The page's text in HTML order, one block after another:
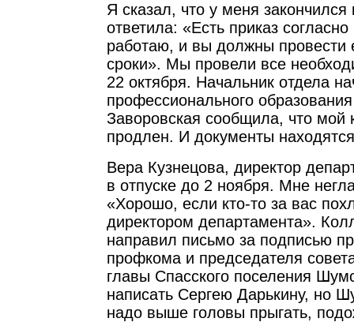
Я сказал, что у меня закончился
ответила: «Есть приказ
работаю, и вы должны провести
сроки». Мы провели все
22 октября. Начальник отдела
профессионального
Заворовская сообщила, что мой
продлен. И документы
Вера Кузнецова, директор
в отпуске до 2 ноября. Мне
«Хорошо, если кто-то за вас
директором департамента».
направил письмо за подписью
профкома и председателя
главы Спасского поселения
написать Сергею Дарькину, но
надо выше головы прыгать,